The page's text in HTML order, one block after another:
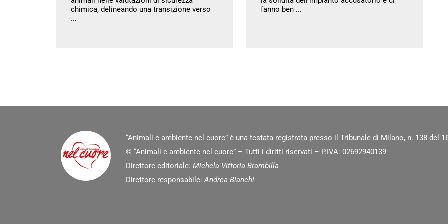
chimica, delineando una transizione verso
...
fanno ben ...
“Animali e ambiente nel cuore” è una testata registrata presso il Tribunale di Milano, n. 138 del
© “Animali e ambiente nel cuore” – Tutti i diritti riservati – P.IVA: 02692940139
Direttore editoriale:Michela Vittoria Brambilla
Direttore responsabile:Andrea Bianchi